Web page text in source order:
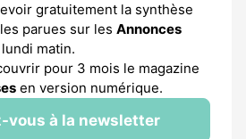
gratuitement la synthèse
parues sur les Annonces
matin.
pour 3 mois le magazine
en version numérique.
vous à la newsletter